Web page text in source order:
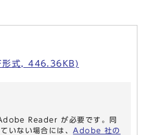
形式, 446.36KB)
Reader が必要です。同
いない場合には、 Adobe 社の